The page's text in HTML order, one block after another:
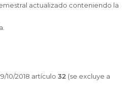
actualizado conteniendo la
10/2018 artículo32 (se excluye a